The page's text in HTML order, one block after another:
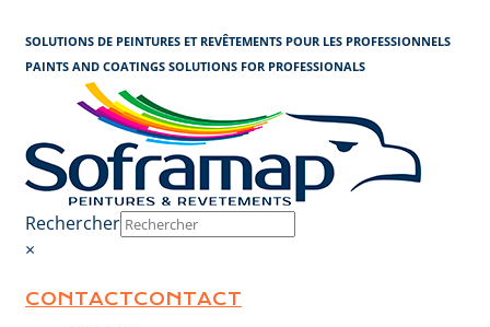
SOLUTIONS DE PEINTURES ET REVÊTEMENTS POUR LES PROFESSIONNELS
PAINTS AND COATINGS SOLUTIONS FOR PROFESSIONALS
Rechercher
×
CONTACTCONTACT